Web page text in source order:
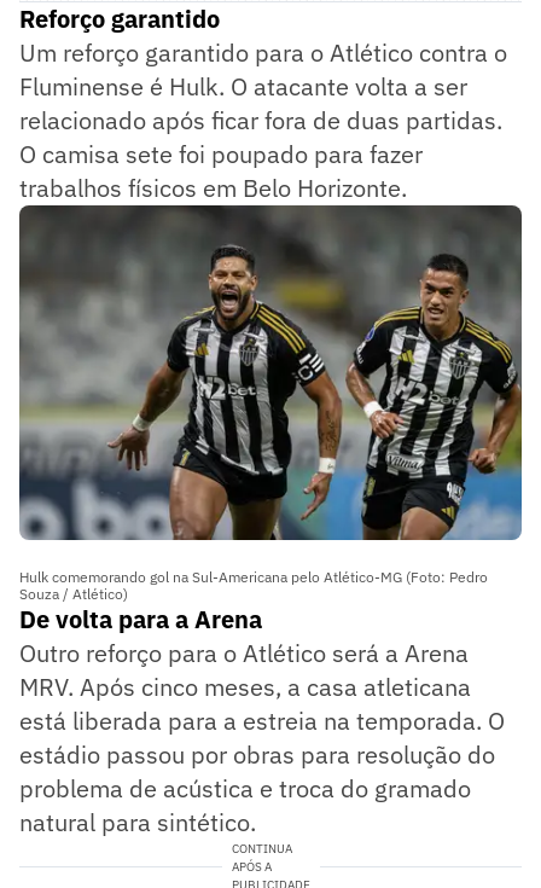
Reforço garantido
Um reforço garantido para o Atlético contra o
Fluminense é Hulk. O atacante volta a ser
relacionado após ficar fora de duas partidas.
O camisa sete foi poupado para fazer
trabalhos físicos em Belo Horizonte.
Hulk comemorando gol na Sul-Americana pelo Atlético-MG (Foto: Pedro
Souza / Atlético)
De volta para a Arena
Outro reforço para o Atlético será a Arena
MRV. Após cinco meses, a casa atleticana
está liberada para a estreia na temporada. O
estádio passou por obras para resolução do
problema de acústica e troca do gramado
natural para sintético.
CONTINUA
APÓS A